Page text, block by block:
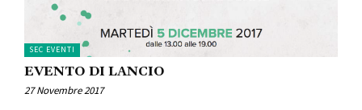
SEC EVENTI
EVENTO DI LANCIO
27 Novembre 2017